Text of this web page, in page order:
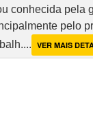
conhecida pela
pelo
VER MAIS